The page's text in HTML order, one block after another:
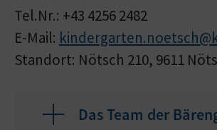
Tel.Nr.: +43 4256 2482
E-Mail:
Standort: Nötsch 210, 9611
Das Team der